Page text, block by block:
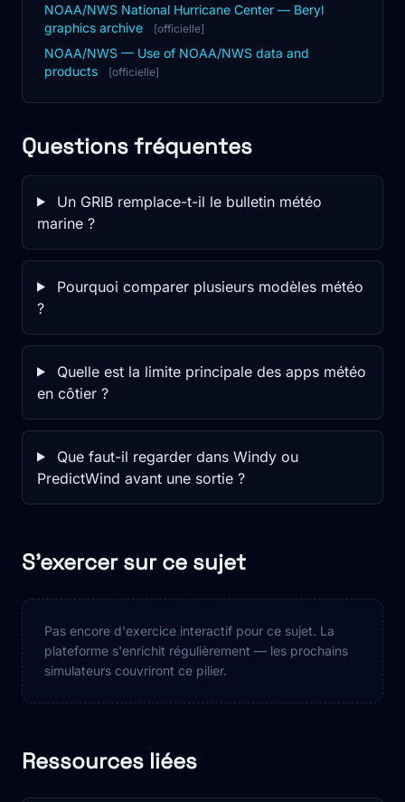
NOAA/NWS National Hurricane Center — Beryl
graphics archive
[officielle]
NOAA/NWS — Use of NOAA/NWS data and
products
[officielle]
Questions fréquentes
Un GRIB remplace-t-il le bulletin météo
marine ?
Pourquoi comparer plusieurs modèles météo
?
Quelle est la limite principale des apps météo
en côtier ?
Que faut-il regarder dans Windy ou
PredictWind avant une sortie ?
S'exercer sur ce sujet
Pas encore d'exercice interactif pour ce sujet. La
plateforme s'enrichit régulièrement — les prochains
simulateurs couvriront ce pilier.
Ressources liées